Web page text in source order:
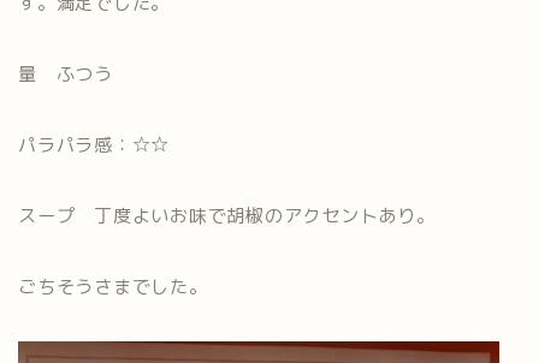
量 ふつう
パラパラ感：☆☆
スープ 丁度よいお味で胡椒のアクセントあり。
ごちそうさまでした。